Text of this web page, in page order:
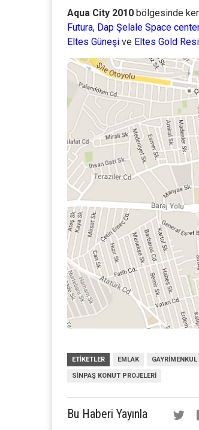
Aqua City 2010 bölgesinde
Futura, Dap Şelale Space center
Eltes Güneşi ve Eltes Gold
ETIKETLER EMLAK GAYRIMENKUL
SINPAŞ KONUT PROJELERI
Bu Haberi Yayınla